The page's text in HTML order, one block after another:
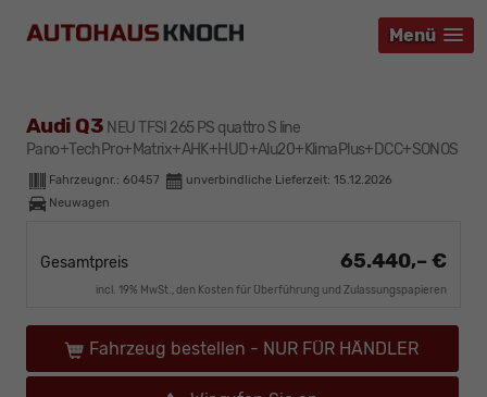
Menü
Menü
Menü
Audi Q3 NEU TFSI 265 PS quattro S line
Pano+TechPro+Matrix+AHK+HUD+Alu20+KlimaPlus+DCC+SONOS
Fahrzeugnr.: 60457 unverbindliche Lieferzeit: 15.12.2026
Neuwagen
Gesamtpreis 65.440,– €
incl. 19% MwSt., den Kosten für Überführung und Zulassungspapieren
Fahrzeug bestellen - NUR FÜR HÄNDLER